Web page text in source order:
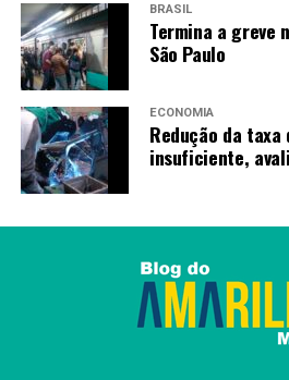
BRASIL
Termina a greve
São Paulo
ECONOMIA
Redução da
insuficiente,